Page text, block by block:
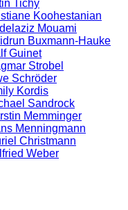
Tichy
Koohestanian
Mouami
Buxmann-Hauke
Guinet
Strobel
Schröder
Kordis
Sandrock
Memminger
Menningmann
Christmann
Weber